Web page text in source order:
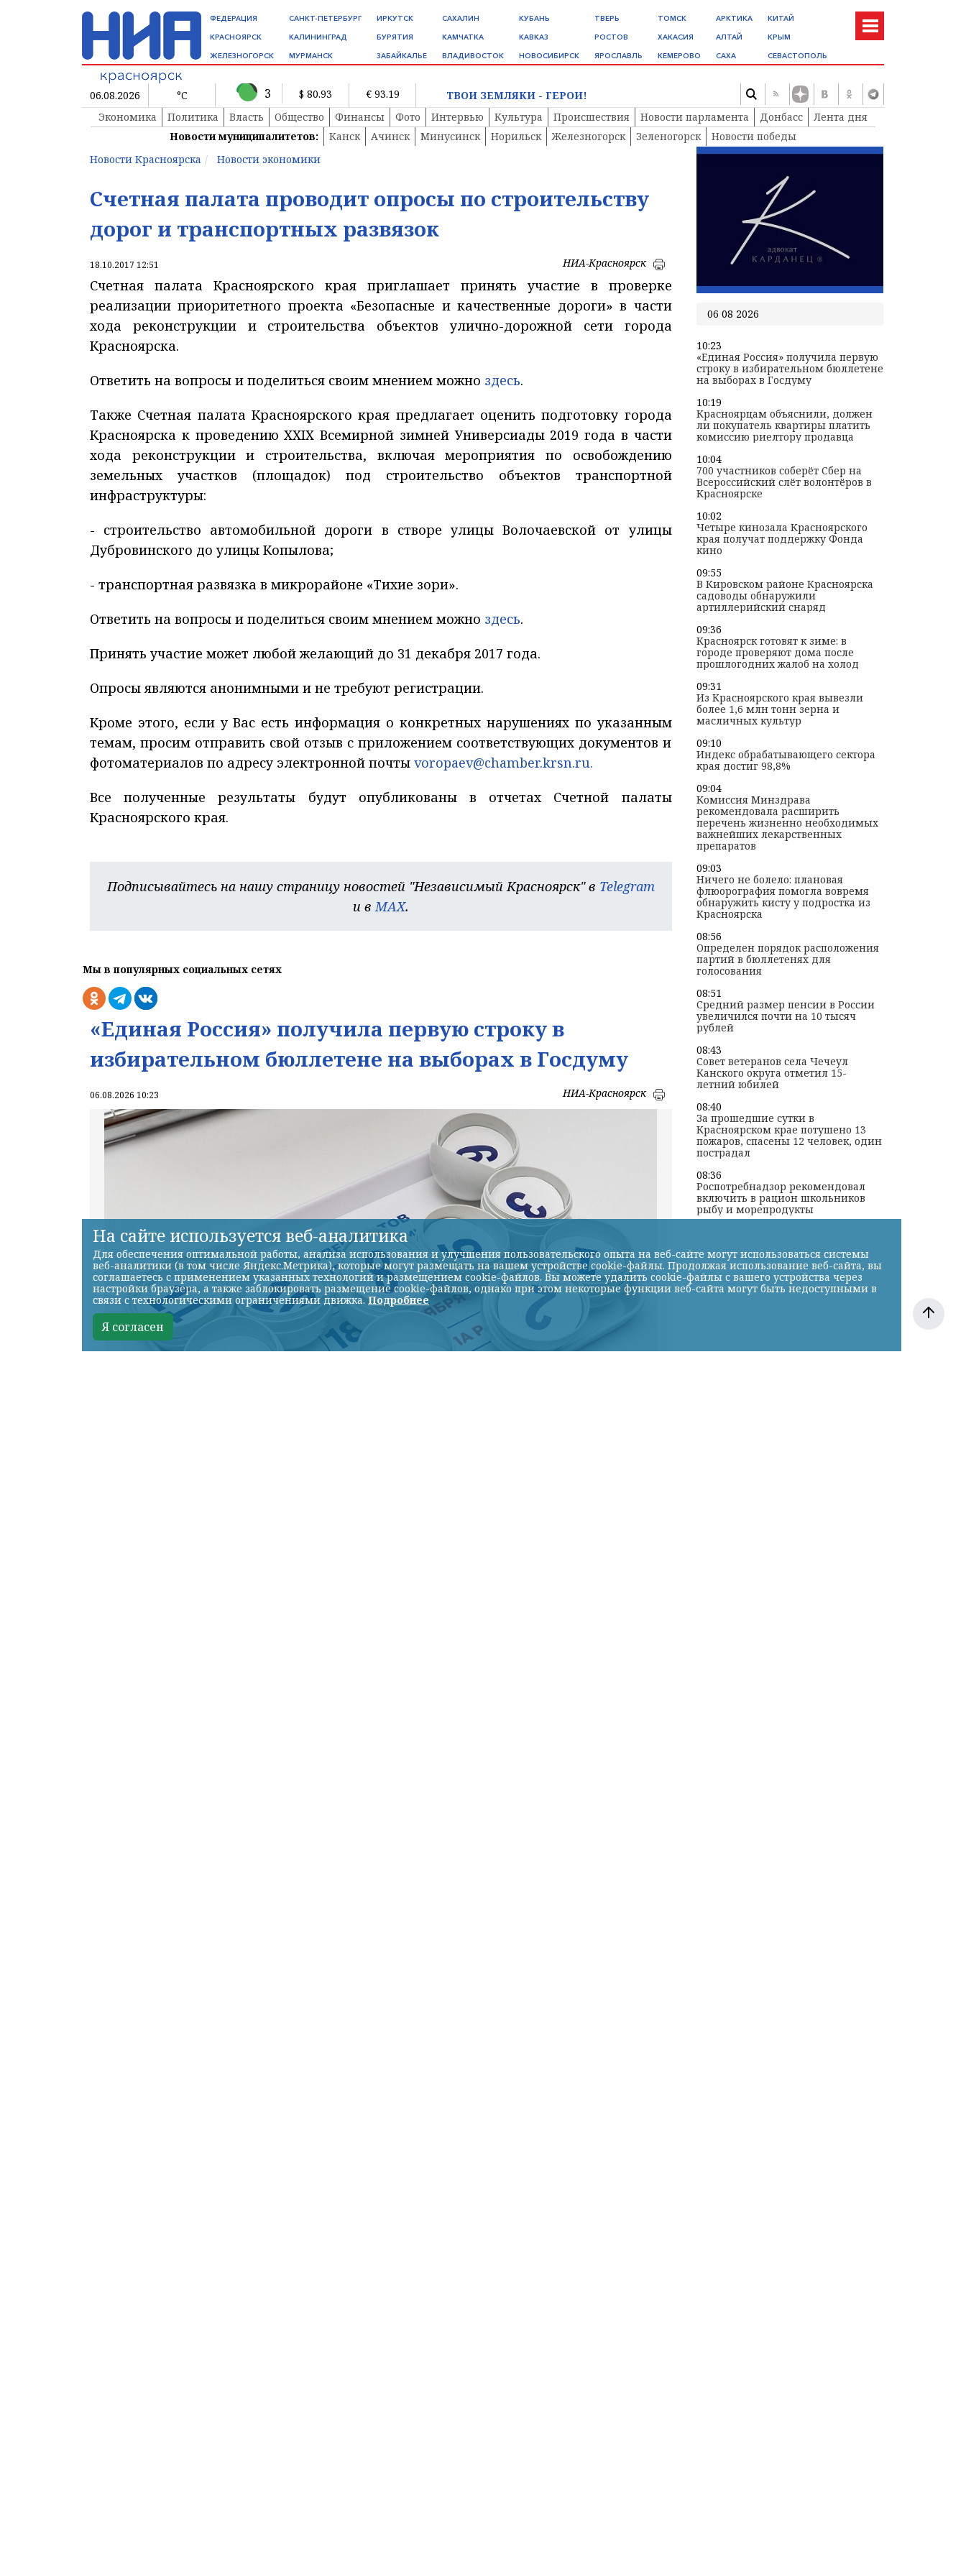
ФЕДЕРАЦИЯ
КРАСНОЯРСК
ЖЕЛЕЗНОГОРСК
САНКТ-ПЕТЕРБУРГ
КАЛИНИНГРАД
МУРМАНСК
ИРКУТСК
БУРЯТИЯ
ЗАБАЙКАЛЬЕ
САХАЛИН
КАМЧАТКА
ВЛАДИВОСТОК
КУБАНЬ
КАВКАЗ
НОВОСИБИРСК
ТВЕРЬ
РОСТОВ
ЯРОСЛАВЛЬ
ТОМСК
ХАКАСИЯ
КЕМЕРОВО
АРКТИКА
АЛТАЙ
САХА
КИТАЙ
КРЫМ
СЕВАСТОПОЛЬ
06.08.2026 °C 3 $ 80.93 € 93.19
ТВОИ ЗЕМЛЯКИ - ГЕРОИ!
Экономика
Политика Власть Общество Финансы Фото Интервью Культура Происшествия Новости парламента Донбасс
Лента дня
Новости муниципалитетов:
Канск Ачинск Минусинск Норильск Железногорск Зеленогорск
Новости победы
Новости Красноярска
Новости экономики
Счетная палата проводит опросы по строительству
дорог и транспортных развязок
18.10.2017 12:51 НИА-Красноярск
Счетная палата Красноярского края приглашает принять участие в проверке
реализации приоритетного проекта «Безопасные и качественные дороги» в части
хода реконструкции и строительства объектов улично-дорожной сети города
Красноярска.
Ответить на вопросы и поделиться своим мнением можно здесь.
Также Счетная палата Красноярского края предлагает оценить подготовку города
Красноярска к проведению XXIX Всемирной зимней Универсиады 2019 года в части
хода реконструкции и строительства, включая мероприятия по освобождению
земельных участков (площадок) под строительство объектов транспортной
инфраструктуры:
- строительство автомобильной дороги в створе улицы Волочаевской от улицы
Дубровинского до улицы Копылова;
- транспортная развязка в микрорайоне «Тихие зори».
Ответить на вопросы и поделиться своим мнением можно здесь.
Принять участие может любой желающий до 31 декабря 2017 года.
Опросы являются анонимными и не требуют регистрации.
Кроме этого, если у Вас есть информация о конкретных нарушениях по указанным
темам, просим отправить свой отзыв с приложением соответствующих документов и
фотоматериалов по адресу электронной почты voropaev@chamber.krsn.ru.
Все полученные результаты будут опубликованы в отчетах Счетной палаты
Красноярского края.
Подписывайтесь на нашу страницу новостей "Независимый Красноярск" в Telegram
и вMAX.
Мы в популярных социальных сетях
«Единая Россия» получила первую строку в
избирательном бюллетене на выборах в Госдуму
06.08.2026 10:23 НИА-Красноярск
06 08 2026
10:23
«Единая Россия» получила первую
строку в избирательном бюллетене
на выборах в Госдуму
10:19
Красноярцам объяснили, должен
ли покупатель квартиры платить
комиссию риелтору продавца
10:04
700 участников соберёт Сбер на
Всероссийский слёт волонтёров в
Красноярске
10:02
Четыре кинозала Красноярского
края получат поддержку Фонда
кино
09:55
В Кировском районе Красноярска
садоводы обнаружили
артиллерийский снаряд
09:36
Красноярск готовят к зиме: в
городе проверяют дома после
прошлогодних жалоб на холод
09:31
Из Красноярского края вывезли
более 1,6 млн тонн зерна и
масличных культур
09:10
Индекс обрабатывающего сектора
края достиг 98,8%
09:04
Комиссия Минздрава
рекомендовала расширить
перечень жизненно необходимых
важнейших лекарственных
препаратов
09:03
Ничего не болело: плановая
флюорография помогла вовремя
обнаружить кисту у подростка из
Красноярска
08:56
Определен порядок расположения
партий в бюллетенях для
голосования
08:51
Средний размер пенсии в России
увеличился почти на 10 тысяч
рублей
08:43
Совет ветеранов села Чечеул
Канского округа отметил 15-
летний юбилей
08:40
За прошедшие сутки в
Красноярском крае потушено 13
пожаров, спасены 12 человек, один
пострадал
08:36
Роспотребнадзор рекомендовал
включить в рацион школьников
рыбу и морепродукты
На сайте используется веб-аналитика
Для обеспечения оптимальной работы, анализа использования и улучшения пользовательского опыта на веб-сайте могут использоваться системы
веб-аналитики (в том числе Яндекс.Метрика), которые могут размещать на вашем устройстве cookie-файлы. Продолжая использование веб-сайта, вы
соглашаетесь с применением указанных технологий и размещением cookie-файлов. Вы можете удалить cookie-файлы с вашего устройства через
настройки браузера, а также заблокировать размещение cookie-файлов, однако при этом некоторые функции веб-сайта могут быть недоступными в
связи с технологическими ограничениями движка. Подробнее
Я согласен